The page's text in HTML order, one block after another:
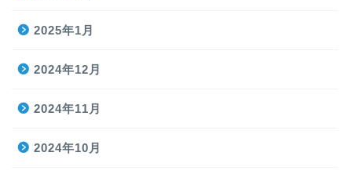
2025年1月
2024年12月
2024年11月
2024年10月